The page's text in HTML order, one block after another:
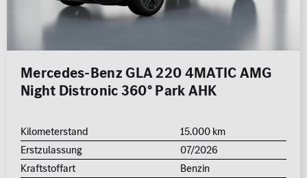
Mercedes-Benz GLA 220 4MATIC AMG
Night Distronic 360° Park AHK
Kilometerstand
15.000 km
Erstzulassung
07/2026
Kraftstoffart
Benzin